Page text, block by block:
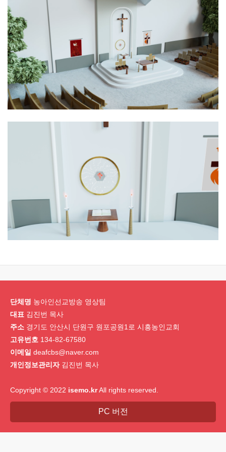
단체명 농아인선교방송 영상팀
대표 김진번 목사
주소 경기도 안산시 단원구 원포공원1로 시흥농인교회
고유번호 134-82-67580
이메일 deafcbs@naver.com
개인정보관리자김진번 목사
Copyright © 2022 isemo.krAll rights reserved.
PC 버전